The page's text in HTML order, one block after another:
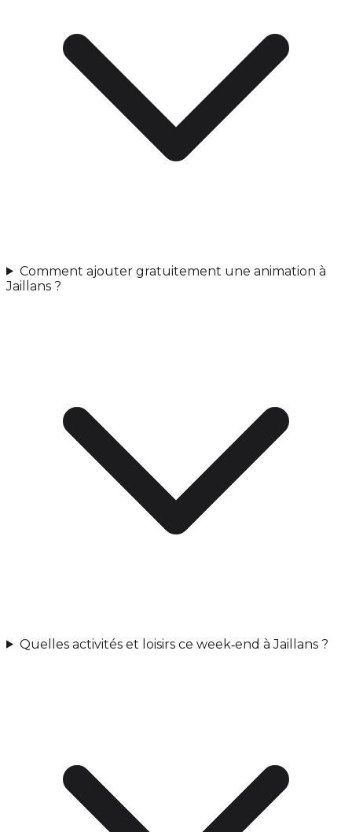
Comment ajouter gratuitement une animation à
Jaillans ?
Quelles activités et loisirs ce week‑end à Jaillans ?